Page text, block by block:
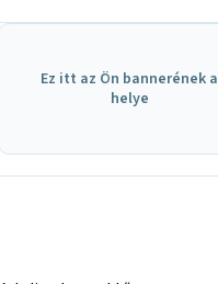
Ez itt az Ön bannerének a
helye